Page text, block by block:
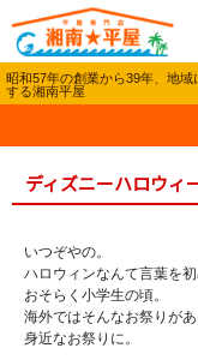
昭和57年の創業から39年、地
する湘南平屋
ディズニーハロウィ
いつぞやの。
ハロウィンなんて言葉を
おそらく小学生の頃。
海外ではそんなお祭りが
身近なお祭りに。